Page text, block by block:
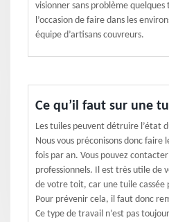
visionner sans problème quelques
l’occasion de faire dans les
équipe d’artisans couvreurs.
Ce qu’il faut sur une
Les tuiles peuvent détruire l’état
Nous vous préconisons donc
fois par an. Vous pouvez
professionnels. Il est très utile
de votre toit, car une tuile cassée
Pour prévenir cela, il faut donc
Ce type de travail n’est pas